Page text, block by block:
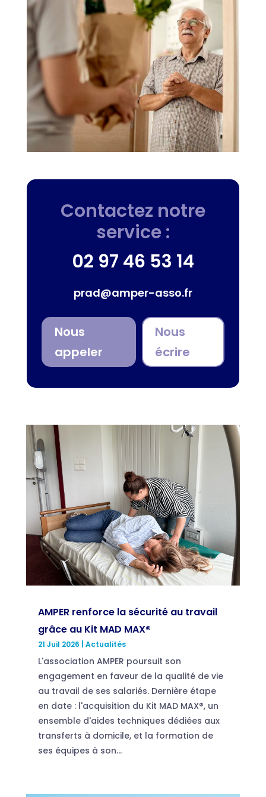
Contactez notre
service :
02 97 46 53 14
prad@amper-asso.fr
Nous
appeler
Nous
écrire
AMPER renforce la sécurité au travail
grâce au Kit MAD MAX®
21 Juil 2026 Actualités
L'association AMPER poursuit son
engagement en faveur de la qualité de vie
au travail de ses salariés. Dernière étape
en date : l'acquisition du Kit MAD MAX®, un
ensemble d'aides techniques dédiées aux
transferts à domicile, et la formation de
ses équipes à son...